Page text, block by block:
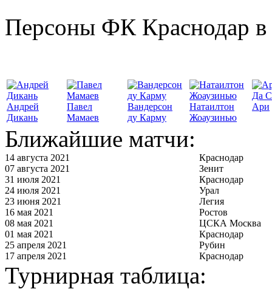
Персоны ФК Краснодар в
Андрей
Дикань
Павел
Мамаев
Вандерсон
ду Карму
Натаилтон
Жоаузинью
Да
Ари
Ближайшие матчи:
14 августа 2021
Краснодар
07 августа 2021
Зенит
31 июля 2021
Краснодар
24 июля 2021
Урал
23 июня 2021
Легия
16 мая 2021
Ростов
08 мая 2021
ЦСКА Москва
01 мая 2021
Краснодар
25 апреля 2021
Рубин
17 апреля 2021
Краснодар
Турнирная таблица: